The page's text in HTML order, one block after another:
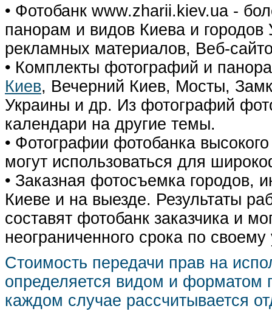
• Фотобанк www.zharii.kiev.ua -
панорам и видов Киева и городов
рекламных материалов, Веб-
• Комплекты фотографий и
Киев, Вечерний Киев, Мосты,
Украины и др. Из фотографий
календари на другие темы.
• Фотографии фотобанка
могут использоваться для
• Заказная фотосъемка городов,
Киеве и на выезде. Результаты
составят фотобанк заказчика и
неограниченного срока по
Стоимость передачи прав на
определяется видом и форматом
каждом случае рассчитывается